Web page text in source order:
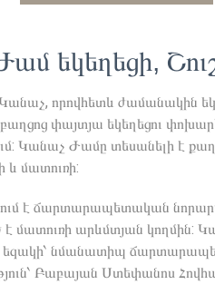
եկեղեցի,
որովհետև ժամանակին
փայտյա եկեղեցու
Կանաչ Ժամը տեսանելի է
և մատուռի:
է ճարտարապետական
մատուռի արևմտյան կողմին:
եզակի՝ նմանատիպ
Բաբայան Ստեփանոս